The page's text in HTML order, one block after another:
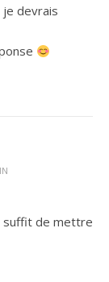
je devrais
suffit de mettre